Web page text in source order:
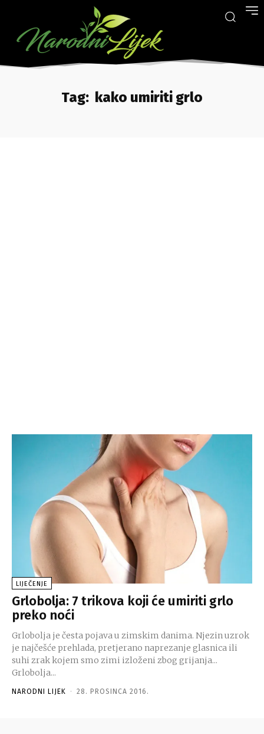
Tag: kako umiriti grlo
LIJEČENJE
Grlobolja: 7 trikova koji će umiriti grlo
preko noći
Grlobolja je česta pojava u zimskim danima. Njezin uzrok
je najčešće prehlada, pretjerano naprezanje glasnica ili
suhi zrak kojem smo zimi izloženi zbog grijanja...
Grlobolja...
NARODNI LIJEK - 28. PROSINCA 2016.